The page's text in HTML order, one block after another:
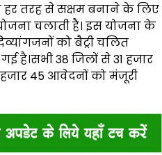
हर तरह से सक्षम बनाने के लिए
चलाती है। इस योजना के
को बैट्री चलित
है।सभी 38 जिलों से 31 हजार
45 आवेदनों को मंजूरी